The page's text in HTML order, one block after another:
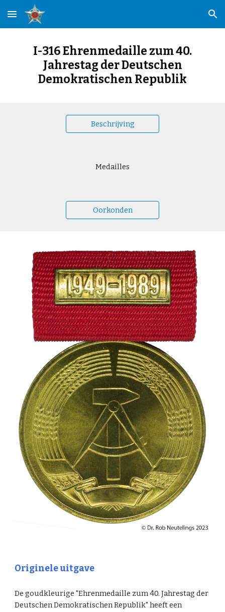
Skip to main content Skip to navigation
I-316 Ehrenmedaille zum 40.
Jahrestag der Deutschen
Demokratischen Republik
Beschrijving
Medailles
Oorkonden
Originele uitgave
De goudkleurige "Ehrenmedaille zum 40. Jahrestag der
Deutschen Demokratischen Republik" heeft een